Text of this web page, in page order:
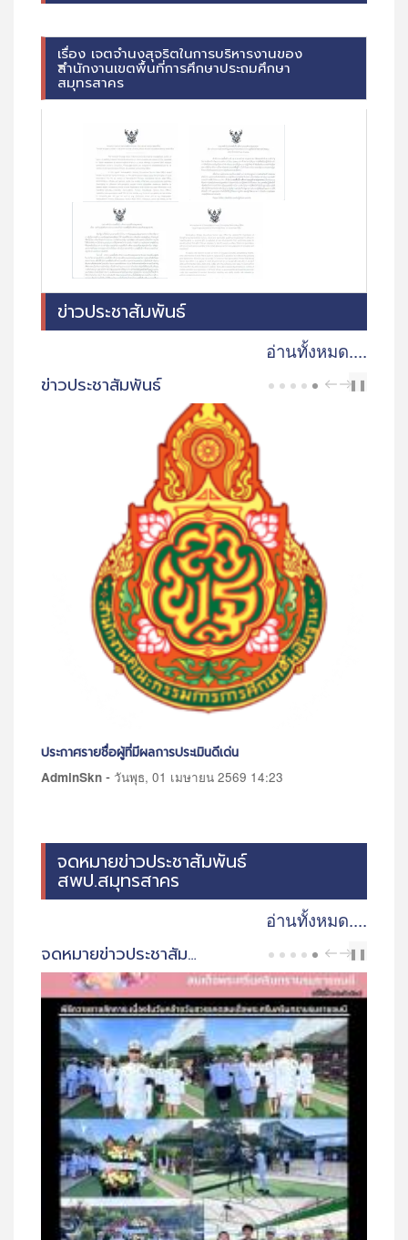
เรื่อง เจตจำนงสุจริตในการบริหารงานของ
สำนักงานเขตพื้นที่การศึกษาประถมศึกษา
สมุทรสาคร
ข่าวประชาสัมพันธ์
อ่านทั้งหมด....
ข่าวประชาสัมพันธ์ PREV
NEXT
❚❚
ประกาศ รายชื่อผู้มีสิทธิเข้ารับการสรรหาและเลือกสรรเป็นลูกจ้าง
ชั่วคราว
จดหมายข่าวประชาสัมพันธ์
สพป.สมุทรสาคร
อ่านทั้งหมด....
จดหมายข่าวประชาสัมพันธ์ สพป.สมุทรสาคร PREV
NEXT
❚❚